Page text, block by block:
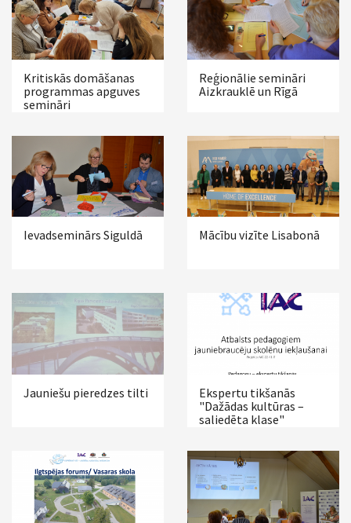
Kritiskās domāšanas
programmas apguves
semināri
Reģionālie semināri
Aizkrauklē un Rīgā
Ievadseminārs Siguldā Mācību vizīte Lisabonā
Jauniešu pieredzes tilti
Ekspertu tikšanās
"Dažādas kultūras –
saliedēta klase"